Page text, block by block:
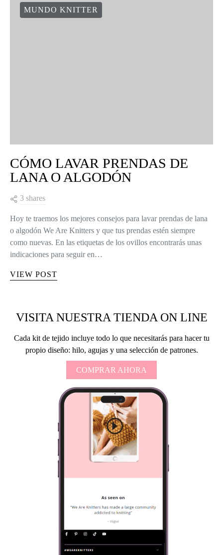
MUNDO KNITTER
CÓMO LAVAR PRENDAS DE
LANA O ALGODÓN
3 shares
Hoy te traemos los mejores consejos para lavar prendas de lana
o algodón We Are Knitters y que tus prendas estén siempre
como nuevas. En las etiquetas de los ovillos encontrarás unas
indicaciones para seguir en…
VIEW POST
VISITA NUESTRA TIENDA ON LINE
Cada kit de tejido incluye todo lo que necesitarás para hacer tu
propio diseño: hilo, agujas y una selección de patrones.
COMPRAR AHORA